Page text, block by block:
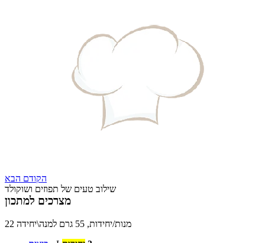
הקודם הבא
שילוב טעים של תפוזים ושוקולד
מצרכים למתכון
22 מנות/יחידות, 55 גרם למנה\יחידה